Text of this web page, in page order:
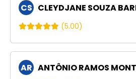
CS CLEYDJANE SOUZA
(5.00)
AR ANTÔNIO RAMOS